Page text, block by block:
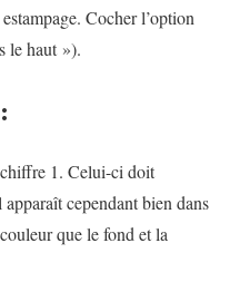
Cocher l’option
le haut »).
1. Celui-ci doit
cependant bien dans
que le fond et la